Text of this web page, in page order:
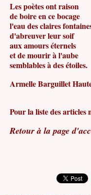
Les poètes ont raison
de boire en ce bocage
l'eau des claires
d'abreuver leur soif
aux amours éternels
et de mourir à l'aube
semblables à des étoiles.
Armelle Barguillet
Pour la liste des articles
Retour à la page